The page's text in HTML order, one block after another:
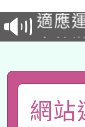
招甄
招)
適應
本館
暨閱
A3數
「數
網站